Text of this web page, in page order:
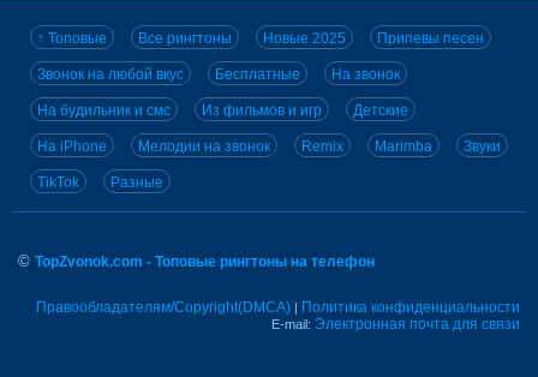
↑ Топовые Все рингтоны Новые 2025 Припевы песен
Звонок на любой вкус Бесплатные На звонок
На будильник и смс Из фильмов и игр Детские
На iPhone Мелодии на звонок Remix Marimba Звуки
TikTok Разные
© TopZvonok.com - Топовые рингтоны на телефон
Правообладателям/Copyright(DMCA) | Политика конфиденциальности
E-mail: Электронная почта для связи